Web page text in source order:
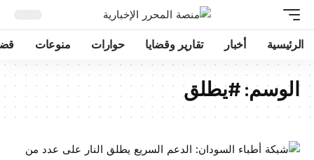
الرئيسية أخبار تقارير وقضايا حوارات منوعات
الوسم: #يطلق